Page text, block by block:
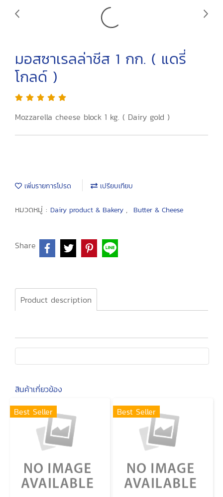
มอสซาเรลล่าชีส 1 กก. ( แดรี่
โกลด์ )
Mozzarella cheese block 1 kg. ( Dairy gold )
เพิ่มรายการโปรด เปรียบเทียบ
หมวดหมู่ : Dairy product & Bakery , Butter & Cheese
Share
Product description
สินค้าเกี่ยวข้อง
Best Seller
Best Seller